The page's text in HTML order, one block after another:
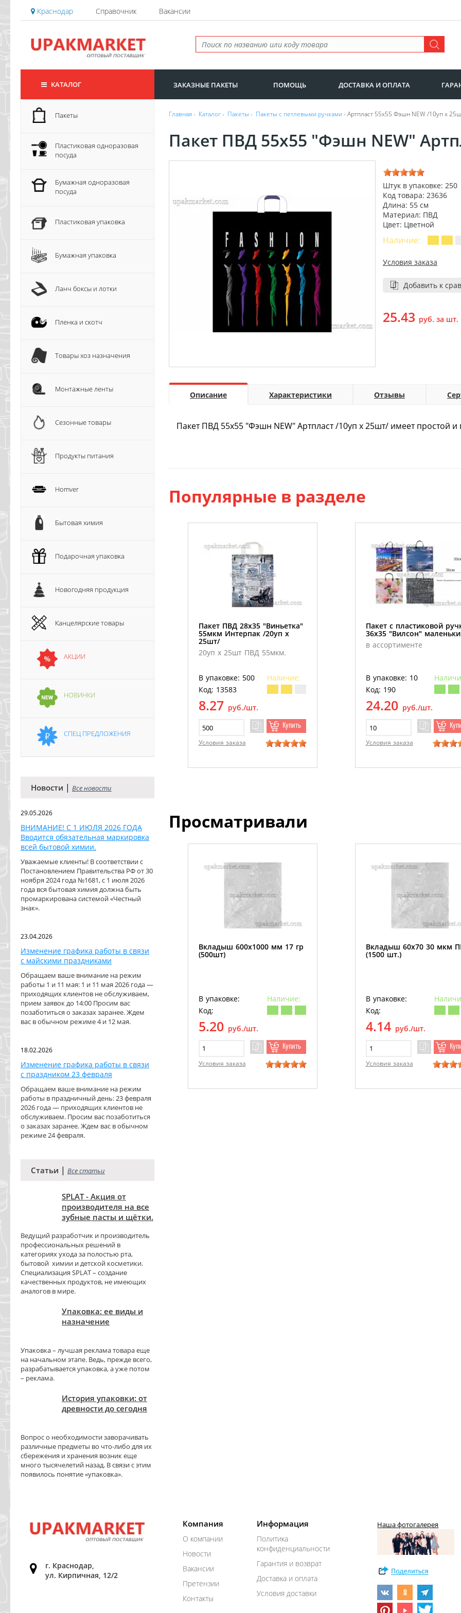
Краснодар Справочник Вакансии
КАТАЛОГ ЗАКАЗНЫЕ ПАКЕТЫ ПОМОЩЬ ДОСТАВКА И ОПЛАТА
Пакеты
Пластиковая одноразовая
посуда
Бумажная одноразовая
посуда
Пластиковая упаковка
Бумажная упаковка
Ланч боксы и лотки
Пленка и скотч
Товары хоз назначения
Монтажные ленты
Сезонные товары
Продукты питания
Homver
Бытовая химия
Подарочная упаковка
Новогодняя продукция
Канцелярские товары
АКЦИИ
НОВИНКИ
СПЕЦ ПРЕДЛОЖЕНИЯ
Новости | Все новости
29.05.2026
ВНИМАНИЕ! С 1 ИЮЛЯ 2026 ГОДА
Вводится обязательная маркировка
всей бытовой химии.
Уважаемые клиенты! В соответствии с
Постановлением Правительства РФ от 30
ноября 2024 года №1681, с 1 июля 2026
года вся бытовая химия должна быть
промаркирована системой «Честный
знак».
23.04.2026
Изменение графика работы в связи
с майскими праздниками
Обращаем ваше внимание на режим
работы 1 и 11 мая: 1 и 11 мая 2026 года —
приходящих клиентов не обслуживаем,
прием заявок до 14:00 Просим вас
позаботиться о заказах заранее. Ждем
вас в обычном режиме 4 и 12 мая.
18.02.2026
Изменение графика работы в связи
с праздником 23 февраля
Обращаем ваше внимание на режим
работы в праздничный день: 23 февраля
2026 года — приходящих клиентов не
обслуживаем. Просим вас позаботиться
о заказах заранее. Ждем вас в обычном
режиме 24 февраля.
Статьи | Все статьи
SPLAT - Акция от
производителя на все
зубные пасты и щётки.
Ведущий разработчик и производитель
профессиональных решений в
категориях ухода за полостью рта,
бытовой химии и детской косметики.
Специализация SPLAT – создание
качественных продуктов, не имеющих
аналогов в мире.
Упаковка: ее виды и
назначение
Упаковка – лучшая реклама товара еще
на начальном этапе. Ведь, прежде всего,
разрабатывается упаковка, а уже потом
– реклама.
История упаковки: от
древности до сегодня
Вопрос о необходимости заворачивать
различные предметы во что-либо для их
сбережения и хранения возник еще
много тысячелетий назад. В связи с этим
появилось понятие «упаковка».
Главная- Каталог- Пакеты - Пакеты с петлевыми ручками- Артпласт 55х55 Фэшн NEW /10уп х
Пакет ПВД 55х55 "Фэшн NEW"
Штук в упаковке: 250
Код товара: 23636
Длина: 55 см
Материал: ПВД
Цвет: Цветной
Наличие:
Условия заказа
Добавить к
25.43 руб. за шт.
Описание Характеристики Отзывы
Пакет ПВД 55х55 "Фэшн NEW" Артпласт /10уп х 25шт/ имеет простой
Популярные в разделе
Пакет ПВД 28х35 "Виньетка"
55мкм Интерпак /20уп х
25шт/
20уп х 25шт ПВД 55мкм.
В упаковке: 500
Наличие:
Код: 13583
8.27 руб./шт.
Купить
Условия заказа
Пакет с пластиковой
36х35 "Вилсон"
в ассортименте
В упаковке: 10
Код: 190
24.20 руб./шт.
Условия заказа
Просматривали
Вкладыш 600х1000 мм 17 гр
(500шт)
В упаковке:
Наличие:
Код:
5.20 руб./шт.
Купить
Условия заказа
Вкладыш 60х70 30 мкм
(1500 шт.)
В упаковке:
Код:
4.14 руб./шт.
Условия заказа
г. Краснодар,
ул. Кирпичная, 12/2
Компания
О компании
Новости
Вакансии
Претензии
Контакты
Информация
Политика
конфиденциальности
Гарантия и возврат
Доставка и оплата
Условия доставки
Наша фотогалерея